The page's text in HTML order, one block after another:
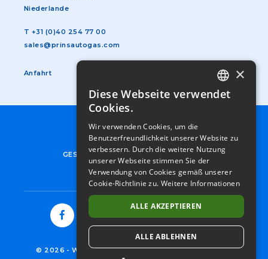
Niederlande
T +31 (0)40 254 77 00
sales@prinsautogas.com
Anfahrt
AGB
DATENSCHUTZERKLÄRUNG
GESCHÄFTBEDINGEN UND IMPRESSUM
COOKIES
© 2026 - WESTPORT FUEL SYSTEMS NETHERLANDS
DUTCH
ENGLISH
ITALIAN
SPANISH
×
Diese Webseite verwendet
Cookies.
Wir verwenden Cookies, um die
Benutzerfreundlichkeit unserer Website zu
verbessern. Durch die weitere Nutzung
unserer Webseite stimmen Sie der
Verwendung von Cookies gemäß unserer
Cookie-Richtlinie zu. Weitere Informationen
ALLE AKZEPTIEREN
ALLE ABLEHNEN